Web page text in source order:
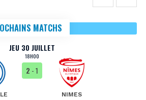
MATCHS
JEU 30 JUILLET
18H00
2 - 1
NIMES